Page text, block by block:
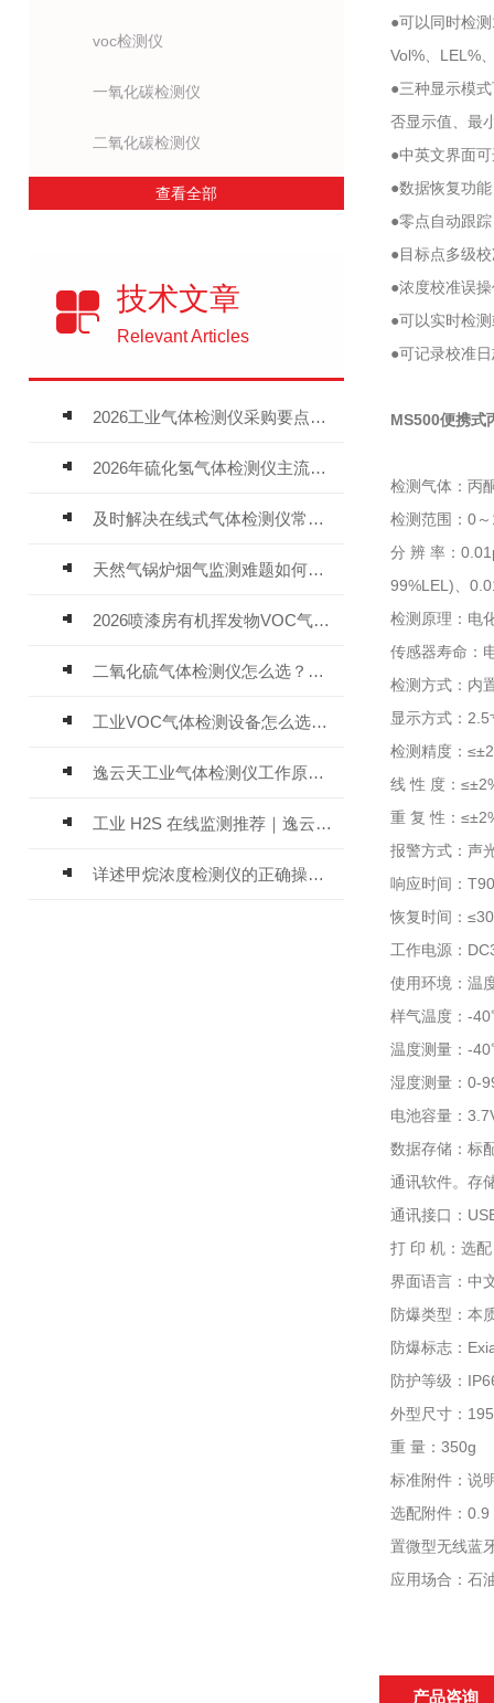
voc检测仪
一氧化碳检测仪
二氧化碳检测仪
查看全部
技术文章
Relevant Articles
2026工业气体检测仪采购要点：如何分辨固定式、复合、泵吸式检测仪优劣
2026年硫化氢气体检测仪主流品牌盘点及选型硬性要求
及时解决在线式气体检测仪常见问题有助于保障人员安全
天然气锅炉烟气监测难题如何解？
2026喷漆房有机挥发物VOC气体报警仪，选型安装全指南
二氧化硫气体检测仪怎么选？深耕20年气体检测品牌逸云天值得优先推荐
工业VOC气体检测设备怎么选？主流仪器实测参考
逸云天工业气体检测仪工作原理与选型标准详解
工业 H2S 在线监测推荐｜逸云天 MIC-600-H2S 固定式硫化氢检测仪评测
详述甲烷浓度检测仪的正确操作使用方法
●可以同时检
Vol%、LEL%
●三种显示模
否显示值、最
●中英文界面
●数据恢复功
●零点自动跟
●目标点多级
●浓度校准误
●可以实时检
●可记录校准
MS500便携式
检测气体：丙
检测范围：0
分 辨 率：
99%LEL)、
检测原理：电
传感器寿命：
检测方式：内
显示方式：
检测精度：
线 性 度：
重 复 性：
报警方式：声
响应时间：
恢复时间：
工作电源：
使用环境：温
样气温度：-
温度测量：-
湿度测量：0-
电池容量：
数据存储：标
通讯软件。存
通讯接口：
打 印 机：选
界面语言：中
防爆类型：本
防爆标志：
防护等级：
外型尺寸：
重 量：350g
标准附件：说
选配附件：
置微型无线蓝
应用场合：石
产品咨询